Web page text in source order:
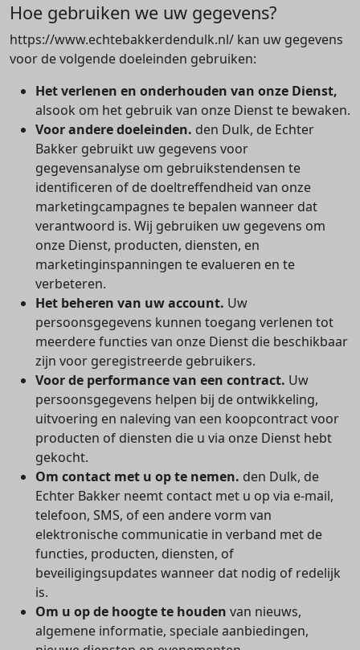
Hoe gebruiken we uw gegevens?
https://www.echtebakkerdendulk.nl/ kan uw gegevens
voor de volgende doeleinden gebruiken:
Het verlenen en onderhouden van onze Dienst,
alsook om het gebruik van onze Dienst te bewaken.
Voor andere doeleinden. den Dulk, de Echter
Bakker gebruikt uw gegevens voor
gegevensanalyse om gebruikstendensen te
identificeren of de doeltreffendheid van onze
marketingcampagnes te bepalen wanneer dat
verantwoord is. Wij gebruiken uw gegevens om
onze Dienst, producten, diensten, en
marketinginspanningen te evalueren en te
verbeteren.
Het beheren van uw account. Uw
persoonsgegevens kunnen toegang verlenen tot
meerdere functies van onze Dienst die beschikbaar
zijn voor geregistreerde gebruikers.
Voor de performance van een contract. Uw
persoonsgegevens helpen bij de ontwikkeling,
uitvoering en naleving van een koopcontract voor
producten of diensten die u via onze Dienst hebt
gekocht.
Om contact met u op te nemen. den Dulk, de
Echter Bakker neemt contact met u op via e-mail,
telefoon, SMS, of een andere vorm van
elektronische communicatie in verband met de
functies, producten, diensten, of
beveiligingsupdates wanneer dat nodig of redelijk
is.
Om u op de hoogte te houden van nieuws,
algemene informatie, speciale aanbiedingen,